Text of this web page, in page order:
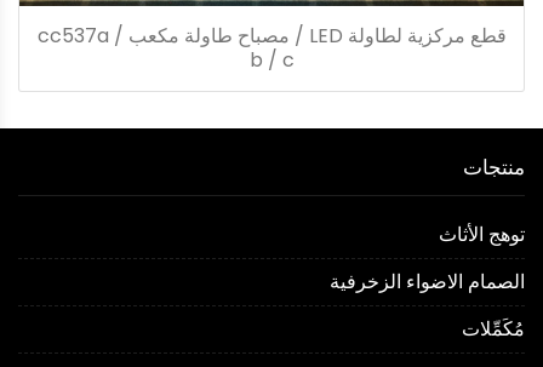
قطع مركزية لطاولة LED / مصباح طاولة مكعب cc537a /
b / c
منتجات
توهج الأثاث
الصمام الاضواء الزخرفية
مُكَمِّلات